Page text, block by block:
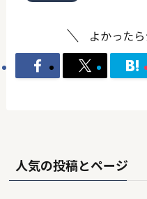
よかった
人気の投稿とページ